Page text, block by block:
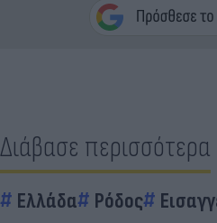
Διάβασε περισσότερα
Ελλάδα Ρόδος